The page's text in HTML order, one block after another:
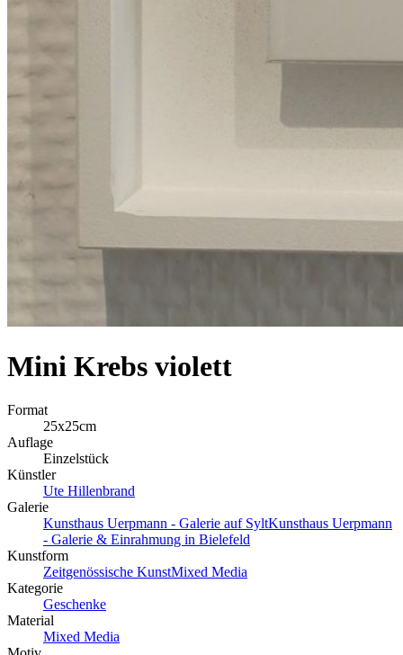
Mini Krebs violett
Format
25x25cm
Auflage
Einzelstück
Künstler
Ute Hillenbrand
Galerie
Kunsthaus Uerpmann - Galerie auf SyltKunsthaus Uerpmann
- Galerie & Einrahmung in Bielefeld
Kunstform
Zeitgenössische KunstMixed Media
Kategorie
Geschenke
Material
Mixed Media